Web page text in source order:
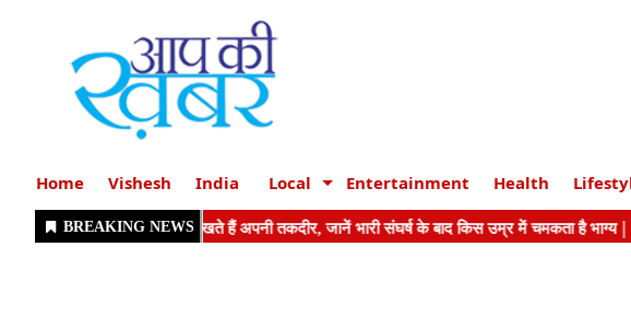
Home Vishesh India Local Entertainment Health